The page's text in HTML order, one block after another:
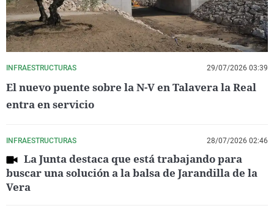
INFRAESTRUCTURAS 29/07/2026 03:39
El nuevo puente sobre la N-V en Talavera la Real
entra en servicio
INFRAESTRUCTURAS 28/07/2026 02:46
La Junta destaca que está trabajando para
buscar una solución a la balsa de Jarandilla de la
Vera